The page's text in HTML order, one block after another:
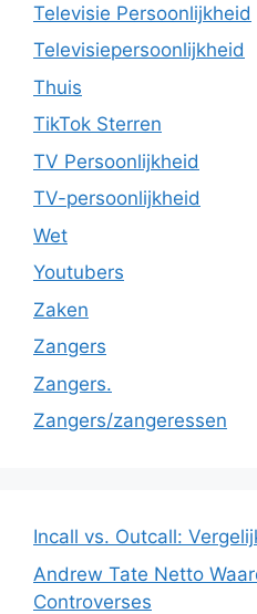
Televisie Persoonlijkheid
Televisiepersoonlijkheid
Thuis
TikTok Sterren
TV Persoonlijkheid
TV-persoonlijkheid
Wet
Youtubers
Zaken
Zangers
Zangers.
Zangers/zangeressen
Incall vs. Outcall:
Andrew Tate Netto
Controverses